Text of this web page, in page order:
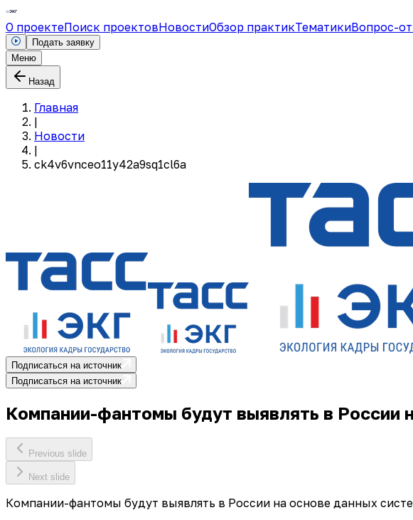
О проектеПоиск проектовНовостиОбзор практикТематикиВопрос-
Подать заявку
Меню
Назад
Главная
|
Новости
|
ck4v6vnceo11y42a9sq1cl6a
Подписаться на источник
Подписаться на источник
Компании-фантомы будут выявлять в России
Previous slide
Next slide
Компании-фантомы будут выявлять в России на основе данных